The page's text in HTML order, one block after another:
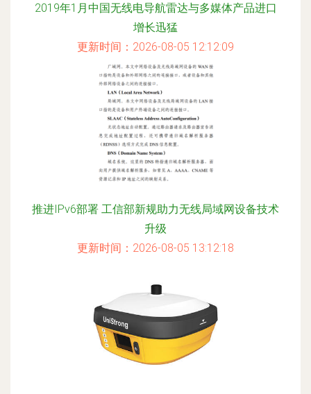
2019年1月中国无线电导航雷达与多媒体产品进口
增长迅猛
更新时间：2026-08-05 12:12:09
推进IPv6部署 工信部新规助力无线局域网设备技术
升级
更新时间：2026-08-05 13:12:18